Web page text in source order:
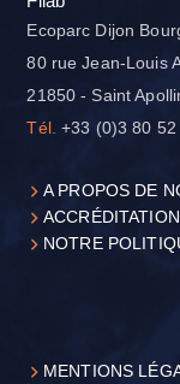
Ecoparc Dijon
80 rue Jean-Louis
21850 - Saint
Tél. +33 (0)3 80
A PROPOS DE
NOTRE
MENTIONS